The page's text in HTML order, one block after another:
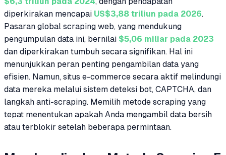
diperkirakan mencapai US$3,88 triliun pada 2026.
Pasaran global scraping web, yang mendukung
pengumpulan data ini, bernilai $5,06 miliar pada 2023
dan diperkirakan tumbuh secara signifikan. Hal ini
menunjukkan peran penting pengambilan data yang
efisien. Namun, situs e-commerce secara aktif melindungi
data mereka melalui sistem deteksi bot, CAPTCHA, dan
langkah anti-scraping. Memilih metode scraping yang
tepat menentukan apakah Anda mengambil data bersih
atau terblokir setelah beberapa permintaan.